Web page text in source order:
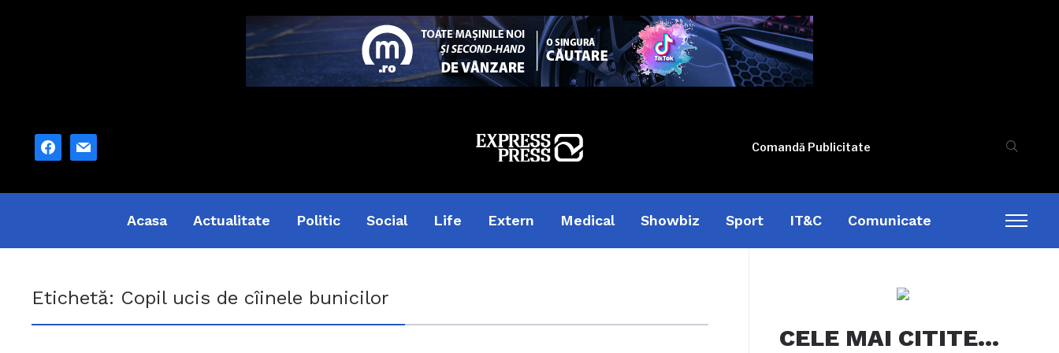
facebook
mail Comandă Publicitate
Acasa Actualitate Politic Social Life Extern Medical Showbiz Sport IT&C Comunicate
Etichetă: Copil ucis de cîinele bunicilor
CELE MAI CITITE…